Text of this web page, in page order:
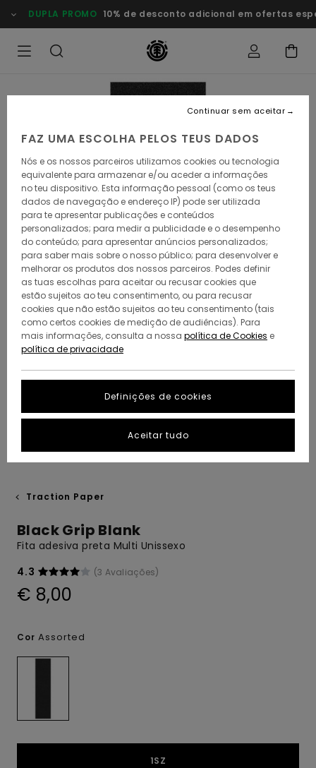
para
a
DUPLA PROMO 10% de desconto adicional em ofertas
Traction Paper
Black Grip Blank
Fita adesiva preta Multi Unissexo
4.3
(3 Avaliações)
€ 8,00
Cor Assorted
1SZ
FAZ UMA ESCOLHA PELOS TEUS DADOS
Nós e os nossos parceiros utilizamos cookies ou tecnologia
equivalente para armazenar e/ou aceder a informações
no teu dispositivo. Esta informação pessoal (como os teus
dados de navegação e endereço IP) pode ser utilizada
para te apresentar publicações e conteúdos
personalizados; para medir a publicidade e o desempenho
do conteúdo; para apresentar anúncios personalizados;
para saber mais sobre o nosso público; para desenvolver e
melhorar os produtos dos nossos parceiros. Podes definir
as tuas escolhas para aceitar ou recusar cookies que
estão sujeitos ao teu consentimento, ou para recusar
cookies que não estão sujeitos ao teu consentimento (tais
como certos cookies de medição de audiências). Para
mais informações, consulta a nossa política de Cookies e
política de privacidade
Definições de cookies
Continuar sem aceitar
Aceitar tudo